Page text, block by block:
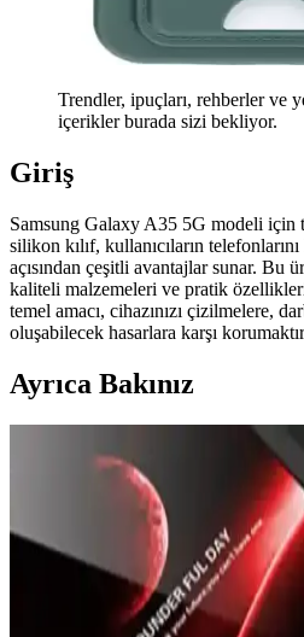
Trendler, ipuçları, rehberler ve
içerikler burada sizi bekliyor.
Giriş
Samsung Galaxy A35 5G modeli için
silikon kılıf, kullanıcıların
açısından çeşitli avantajlar sunar. Bu
kaliteli malzemeleri ve pratik
temel amacı, cihazınızı çizilmelere,
oluşabilecek hasarlara karşı
Ayrıca Bakınız
Prolysus Samsung Galaxy
Cüzdan Kılıfı İncelemesi ve
Prolysus'un Samsung Galaxy M31
kılıfı, yüksek kaliteli malzeme ve
tasarımıyla kullanıcı memnuniyetini